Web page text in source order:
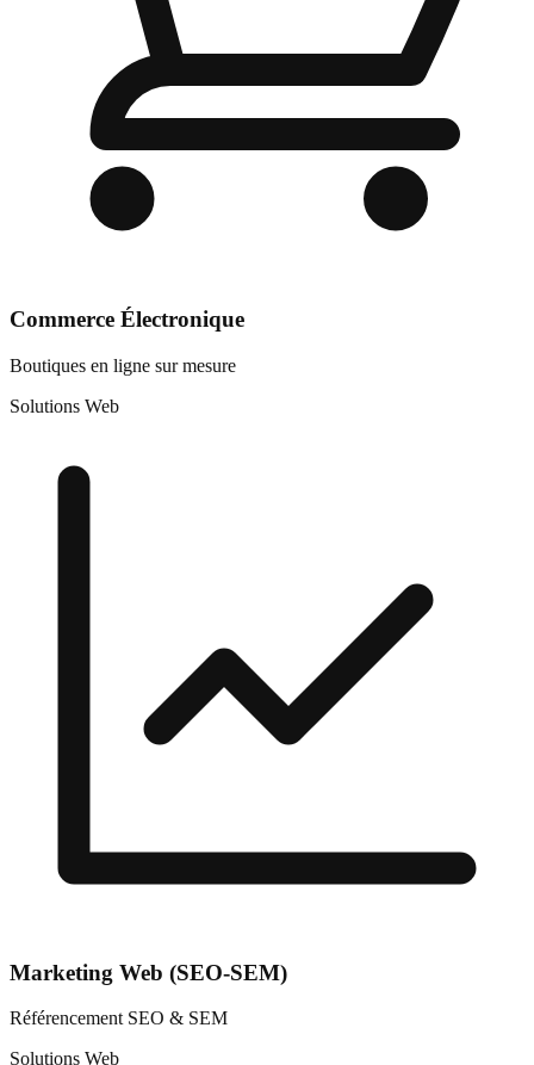
Commerce Électronique
Boutiques en ligne sur mesure
Solutions Web
Marketing Web (SEO-SEM)
Référencement SEO & SEM
Solutions Web